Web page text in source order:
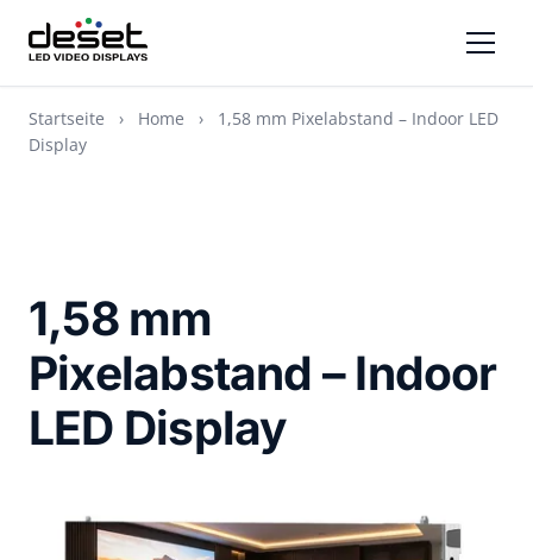
Startseite › Home ›
1,58 mm Pixelabstand – Indoor LED
Display
1,58 mm
Pixelabstand – Indoor
LED Display